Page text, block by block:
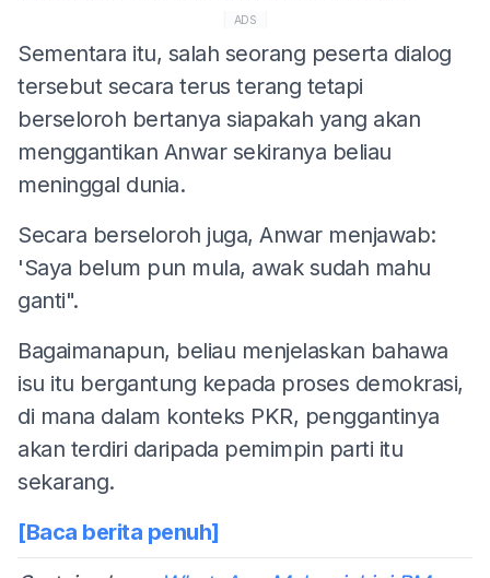
ADS
Sementara itu, salah seorang peserta dialog
tersebut secara terus terang tetapi
berseloroh bertanya siapakah yang akan
menggantikan Anwar sekiranya beliau
meninggal dunia.
Secara berseloroh juga, Anwar menjawab:
'Saya belum pun mula, awak sudah mahu
ganti".
Bagaimanapun, beliau menjelaskan bahawa
isu itu bergantung kepada proses demokrasi,
di mana dalam konteks PKR, penggantinya
akan terdiri daripada pemimpin parti itu
sekarang.
[Baca berita penuh]